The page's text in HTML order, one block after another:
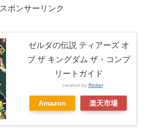
スポンサーリンク
ゼルダの伝説 ティアーズ オ
ブ ザ キングダム ザ・コンプ
リートガイド
created by Rinker
Amazon 楽天市場